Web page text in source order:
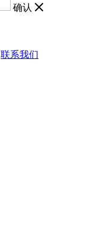
确认
联系我们